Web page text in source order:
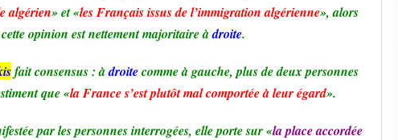
algérien» et «les Français issus de l’immigration algérienne», alors
opinion est nettement majoritaire àdroite.
fait consensus : àdroitecomme à gauche, plus de deux personnes
que «la France s’est plutôt mal comportée à leur égard».
par les personnes interrogées, elle porte sur «la place accordée